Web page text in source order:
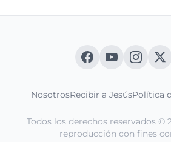
NosotrosRecibir a JesúsPolítica
Todos los derechos reservados ©
reproducción con fines